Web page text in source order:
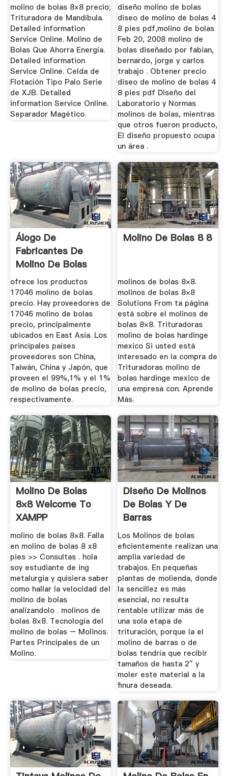
molino de bolas 8×8 precio;
Trituradora de Mandíbula.
Detailed information
Service Online. Molino de
Bolas Que Ahorra Energía.
Detailed information
Service Online. Celda de
Flotación Tipo Palo Serie
de XJB. Detailed
information Service Online.
Separador Magético.
diseño molino de bolas
diseo de molino de bolas 4
8 pies pdf,molino de bolas
Feb 20, 2008 molino de
bolas diseñado por fabian,
bernardo, jorge y carlos
trabajo . Obtener precio
diseo de molino de bolas 4
8 pies pdf Diseño del
Laboratorio y Normas
molinos de bolas, mientras
que otros fueron producto,
El diseño propuesto ocupa
un área .
Álogo De
Fabricantes De
Molino De Bolas
Precio De Alta ...
ofrece los productos
17046 molino de bolas
precio. Hay proveedores de
17046 molino de bolas
precio, principalmente
ubicados en East Asia. Los
principales países
proveedores son China,
Taiwán, China y Japón, que
proveen el 99%,1% y el 1%
de molino de bolas precio,
respectivamente.
Molino De Bolas 8 8
molinos de bolas 8×8.
molinos de bolas 8×8
Solutions From ta página
está sobre el molinos de
bolas 8×8. Trituradoras
molino de bolas hardinge
mexico Si usted está
interesado en la compra de
Trituradoras molino de
bolas hardinge mexico de
una empresa con. Aprende
Más.
Molino De Bolas
8×8 Welcome To
XAMPP
molino de bolas 8×8. Falla
en molino de bolas 8 x8
pies >> Consultas . hola
soy estudiante de ing
metalurgia y quisiera saber
como hallar la velocidad del
molino de bolas
analizandolo . molinos de
bolas 8×8. Tecnología del
molino de bolas – Molinos.
Partes Principales de un
Molino.
Diseño De Molinos
De Bolas Y De
Barras
Los Molinos de bolas
eficientemente realizan una
amplia variedad de
trabajos. En pequeñas
plantas de molienda, donde
la sencillez es más
esencial, no resulta
rentable utilizar más de
una sola etapa de
trituración, porque la el
molino de barras o de
bolas tendría que recibir
tamaños de hasta 2″ y
moler este material a la
finura deseada.